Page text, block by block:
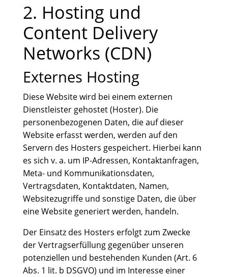
2. Hosting und
Content Delivery
Networks (CDN)
Externes Hosting
Diese Website wird bei einem externen
Dienstleister gehostet (Hoster). Die
personenbezogenen Daten, die auf dieser
Website erfasst werden, werden auf den
Servern des Hosters gespeichert. Hierbei kann
es sich v. a. um IP-Adressen, Kontaktanfragen,
Meta- und Kommunikationsdaten,
Vertragsdaten, Kontaktdaten, Namen,
Websitezugriffe und sonstige Daten, die über
eine Website generiert werden, handeln.
Der Einsatz des Hosters erfolgt zum Zwecke
der Vertragserfüllung gegenüber unseren
potenziellen und bestehenden Kunden (Art. 6
Abs. 1 lit. b DSGVO) und im Interesse einer